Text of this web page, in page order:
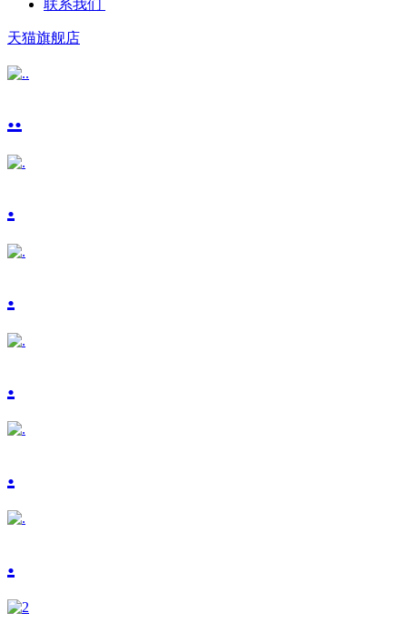
联系我们
天猫旗舰店
..
.
.
.
.
.